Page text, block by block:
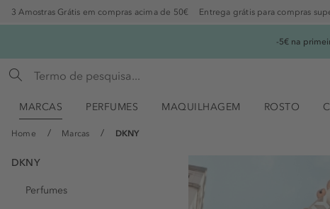
3 Amostras Grátis em compras acima de 50€ Entrega grátis para compras
-5€ na
MARCAS PERFUMES MAQUILHAGEM ROSTO
Home Marcas DKNY
DKNY
Perfumes